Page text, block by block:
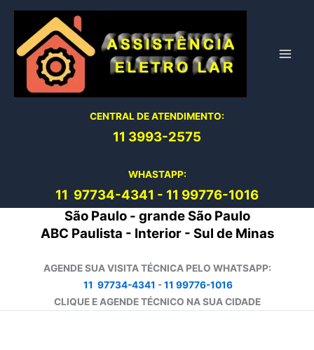
conteúdo
CENTRAL DE ATENDIMENTO:
11 3993-2575
WHASTAPP:
11 97734-4341 - 11 99776-1016
São Paulo - grande São Paulo
ABC Paulista - Interior - Sul de Minas
AGENDE SUA VISITA TÉCNICA PELO WHATSAPP:
11 97734-4341 -11 99776-1016
CLIQUE E AGENDE TÉCNICO NA SUA CIDADE